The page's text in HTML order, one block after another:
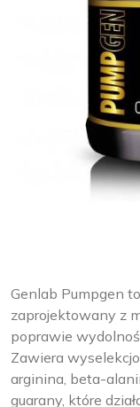
Genlab Pumpgen
zaprojektowany z
poprawie
Zawiera
arginina, beta-
guarany, które